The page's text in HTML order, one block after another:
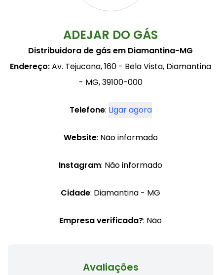
ADEJAR DO GÁS
Distribuidora de gás em Diamantina-MG
Endereço:Av. Tejucana, 160 - Bela Vista, Diamantina
- MG, 39100-000
Telefone: Ligar agora
Website: Não informado
Instagram: Não informado
Cidade: Diamantina - MG
Empresa verificada?: Não
Avaliações